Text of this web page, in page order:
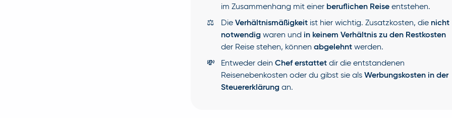
im Zusammenhang mit einer beruflichen Reise entstehen.
⚖️
Die Verhältnismäßigkeit ist hier wichtig. Zusatzkosten, die nicht
notwendig waren und in keinem Verhältnis zu den Restkosten
der Reise stehen, können abgelehnt werden.
💸
Entweder dein Chef erstattet dir die entstandenen
Reisenebenkosten oder du gibst sie als Werbungskosten in der
Steuererklärung an.